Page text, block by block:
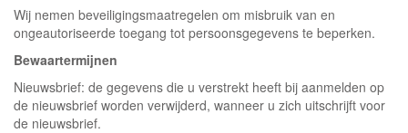
Wij nemen beveiligingsmaatregelen om misbruik van en
ongeautoriseerde toegang tot persoonsgegevens te beperken.
Bewaartermijnen
Nieuwsbrief: de gegevens die u verstrekt heeft bij aanmelden op
de nieuwsbrief worden verwijderd, wanneer u zich uitschrijft voor
de nieuwsbrief.